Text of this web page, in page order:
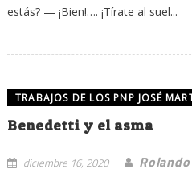
estás? — ¡Bien!…. ¡Tírate al suel...
TRABAJOS DE LOS PNP JOSÉ
Benedetti y el asma
diciembre 16, 2020